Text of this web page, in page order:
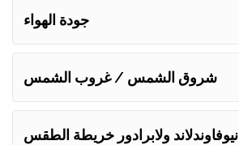
جودة الهواء
شروق الشمس / غروب الشمس
نيوفاوندلاند ولابرادور خريطة الطقس